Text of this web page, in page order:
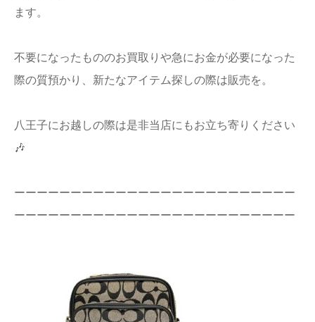
ます。
不要になったもののお買取りや急にお金が必要になった
際の質預かり、新たなアイテム探しの際は販売を。
八王子にお越しの際は是非当店にもお立ち寄りください
🎶
ーーーーーーーーーーーーーーーーーーーーーーーーー
ーーーーーーーーーーーーーーーーーーーーーーーーー
プライバシー